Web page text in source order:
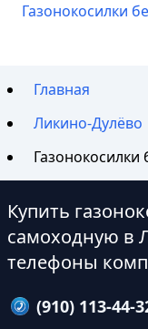
Газонокосилки
Главная
Ликино-Дулёво
Купить
самоходную в
телефоны
(910) 113-44-